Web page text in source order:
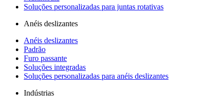
Soluções personalizadas para juntas rotativas
Anéis deslizantes
Anéis deslizantes
Padrão
Furo passante
Soluções integradas
Soluções personalizadas para anéis deslizantes
Indústrias